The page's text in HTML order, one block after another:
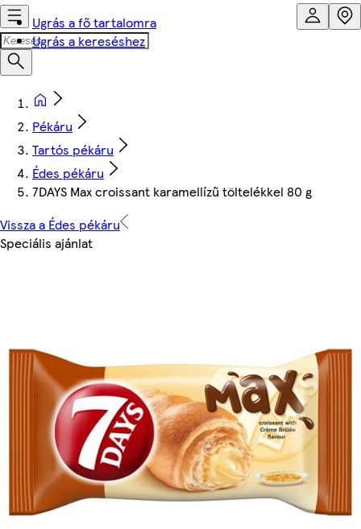
Ugrás a fő tartalomra
Ugrás a kereséshez
Pékáru
Tartós pékáru
Édes pékáru
7DAYS Max croissant karamellízű töltelékkel 80 g
Vissza a Édes pékáru
Speciális ajánlat